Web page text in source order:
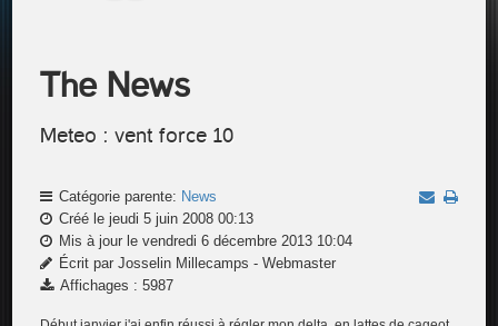
The News
Meteo : vent force 10
Catégorie parente: News
Créé le jeudi 5 juin 2008 00:13
Mis à jour le vendredi 6 décembre 2013 10:04
Écrit par Josselin Millecamps - Webmaster
Affichages : 5987